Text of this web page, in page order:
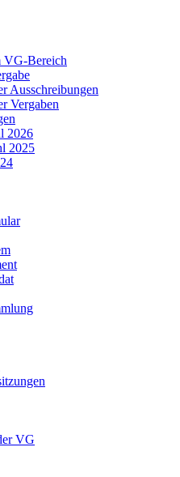
VG-Bereich
Ausschreibungen
Vergaben
2026
2025
VG